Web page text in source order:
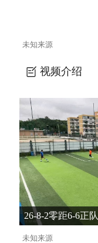
未知来源
视频介绍
26-8-2零距6-6正队
未知来源